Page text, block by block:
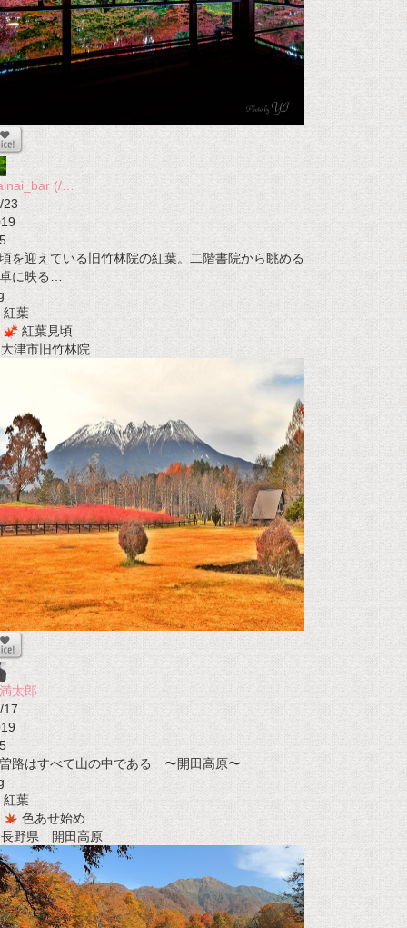
(/…
23
5
を迎えている旧竹林院の紅葉。二階書院から眺める
に映る…
紅葉
紅葉見頃
津市旧竹林院
太郎
17
5
路はすべて山の中である 〜開田高原〜
紅葉
色あせ始め
野県 開田高原